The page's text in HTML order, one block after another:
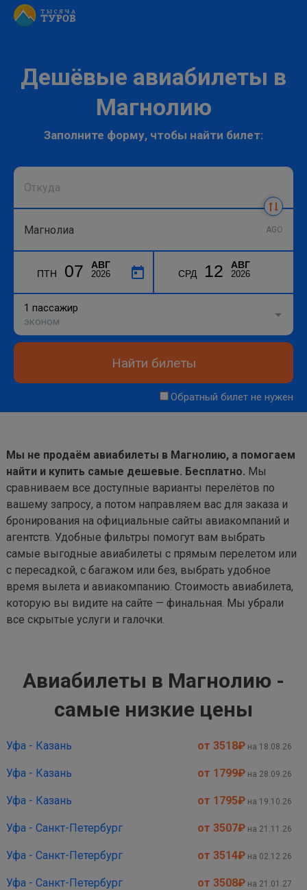
Дешёвые авиабилеты в
Магнолию
Заполните форму, чтобы найти билет:
AGO
ПТН 07 АВГ
2026 СРД 12 АВГ
2026
1 пассажир
эконом
Найти билеты
Обратный билет не нужен
Мы не продаём авиабилеты в Магнолию, а помогаем
найти и купить самые дешевые. Бесплатно. Мы
сравниваем все доступные варианты перелётов по
вашему запросу, а потом направляем вас для заказа и
бронирования на официальные сайты авиакомпаний и
агентств. Удобные фильтры помогут вам выбрать
самые выгодные авиабилеты с прямым перелетом или
с пересадкой, с багажом или без, выбрать удобное
время вылета и авиакомпанию. Стоимость авиабилета,
которую вы видите на сайте — финальная. Мы убрали
все скрытые услуги и галочки.
Авиабилеты в Магнолию -
самые низкие цены
Уфа - Казань от 3518₽ на 18.08.26
Уфа - Казань от 1799₽ на 28.09.26
Уфа - Казань от 1795₽ на 19.10.26
Уфа - Санкт-Петербург от 3507₽ на 21.11.26
Уфа - Санкт-Петербург от 3514₽ на 02.12.26
Уфа - Санкт-Петербург от 3508₽ на 21.01.27